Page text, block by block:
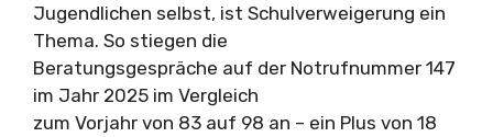
Jugendlichen selbst, ist Schulverweigerung ein
Thema. So stiegen die
Beratungsgespräche auf der Notrufnummer 147
im Jahr 2025 im Vergleich
zum Vorjahr von 83 auf 98 an – ein Plus von 18